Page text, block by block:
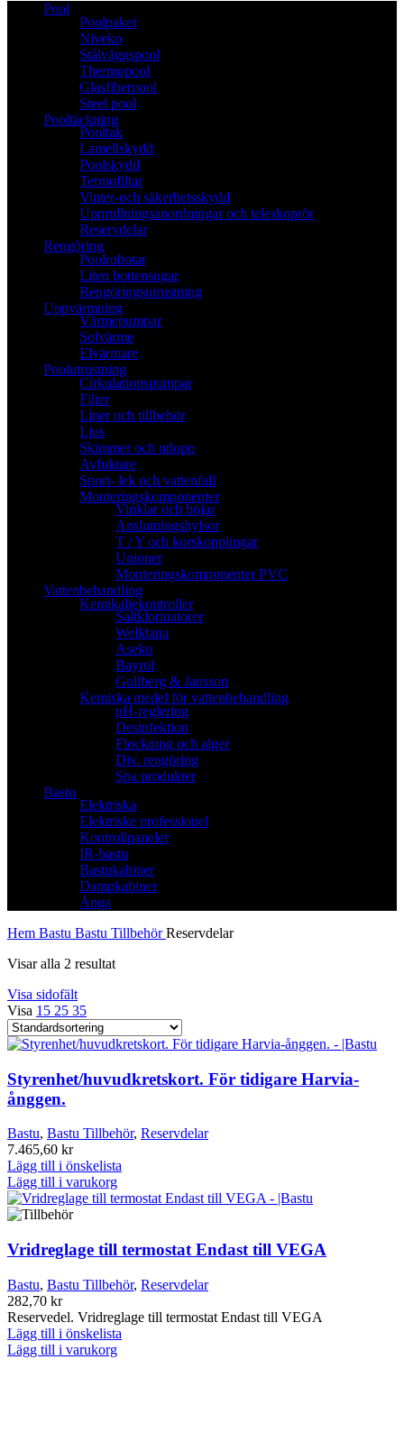
Pool
Poolpaket
Niveko
Stålväggspool
Thermopool
Glasfiberpool
Steel pool
Pooltäckning
Pooltak
Lamellskydd
Poolskydd
Termofiltar
Vinter-och säkerhetsskydd
Upprullningsanordningar och teleskoprör
Reservdelar
Rengöring
Poolrobotar
Liten bottensugar
Rengöringsutrustning
Uppvärmning
Värmepumpar
Solvärme
Elvärmare
Poolutrustning
Cirkulationspumpar
Filter
Liner och tillbehör
Ljus
Skimmer och utlopp
Avfuktare
Sport- lek och vattenfall
Monteringskomponenter
Vinklar och böjar
Anslutningshylsor
T / Y och korskopplingar
Unioner
Monteringskomponenter PVC
Vattenbehandling
Kemikaliekontroller
Saltklorinatorer
Welldana
Aseko
Bayrol
Gullberg & Jansson
Kemiska medel för vattenbehandling
pH-reglering
Desinfektion
Flockning och alger
Div. rengöring
Spa produkter
Bastu
Elektriska
Elektriske professionel
Kontrollpaneler
IR-bastu
Bastukabiner
Dampkabiner
Ånga
Hem Bastu Bastu TillbehörReservdelar
Visar alla 2 resultat
Visa sidofält
Visa 15 25 35
Styrenhet/huvudkretskort. För tidigare Harvia-
ånggen.
Bastu, Bastu Tillbehör, Reservdelar
7.465,60 kr
Lägg till i önskelista
Lägg till i varukorg
Vridreglage till termostat Endast till VEGA
Bastu, Bastu Tillbehör, Reservdelar
282,70 kr
Reservedel. Vridreglage till termostat Endast till VEGA
Lägg till i önskelista
Lägg till i varukorg